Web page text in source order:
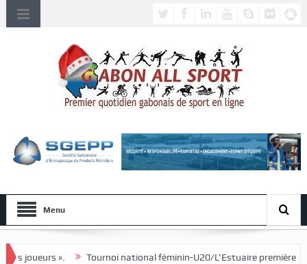
Menu
national féminin-U20/L’Estuaire première équipe qualifiée pour